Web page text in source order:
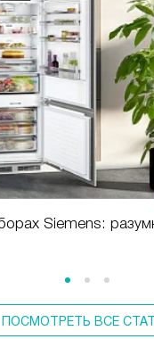
Siemens:
ПОСМОТРЕТЬ ВСЕ